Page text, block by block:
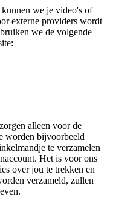
kunnen we je video's of
externe providers wordt
we de volgende
alleen voor de
worden bijvoorbeeld
te verzamelen
Het is voor ons
over jou te trekken en
verzameld, zullen